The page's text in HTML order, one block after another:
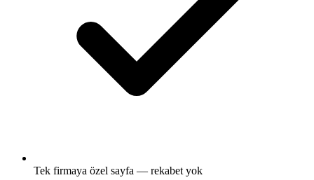
Tek firmaya özel sayfa — rekabet yok